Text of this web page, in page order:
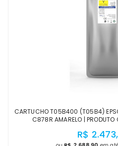
CARTUCHO T05B400 (T05B4)
C878R AMARELO | PRODUTO
R$